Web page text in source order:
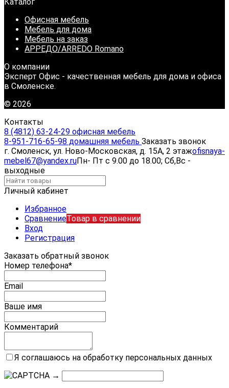
Офисная мебель
Мебель для дома
Мебель на заказ
АРРЕДО/ARREDO Romano
О компании
Эксперт Офис - качественная мебель для дома и офиса
в Смоленске.
© 2026
Контакты
8 (4812) 63-24-29 офисная мебель
8-951-716-65-98 домашняя мебель Заказать звонок
г. Смоленск, ул. Ново-Московская, д. 15А, 2 этажofisnaya-
mebel67@yandex.ruПн- Пт с 9.00 до 18.00; Сб,Вс -
выходные
Личный кабинет
Избранное
СравнениеТовар в сравнении
Вход
Регистрация
Заказать обратный звонок
Номер телефона*
Email
Ваше имя
Комментарий
Я соглашаюсь на обработку персональных данных
→